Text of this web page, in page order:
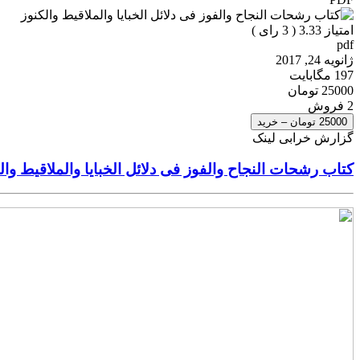
امتیاز 3.33 ( 3 رای )
pdf
ژانویه 24, 2017
197 مگابایت
25000 تومان
2 فروش
25000 تومان – خرید
گزارش خرابی لینک
کتاب رشحات النجاح والفوز فى دلائل الخبایا والملاقیط